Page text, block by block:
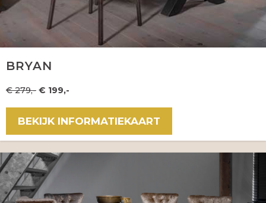
BRYAN
€ 279,- € 199,-
BEKIJK INFORMATIEKAART